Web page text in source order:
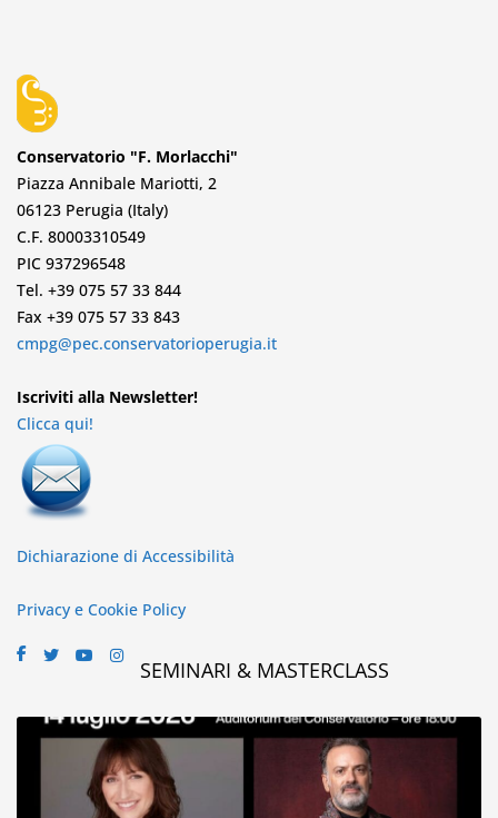
Conservatorio "F. Morlacchi"
Piazza Annibale Mariotti, 2
06123 Perugia (Italy)
C.F. 80003310549
PIC 937296548
Tel. +39 075 57 33 844
Fax +39 075 57 33 843
cmpg@pec.conservatorioperugia.it
Iscriviti alla Newsletter!
Clicca qui!
Dichiarazione di Accessibilità
Privacy e Cookie Policy
SEMINARI & MASTERCLASS